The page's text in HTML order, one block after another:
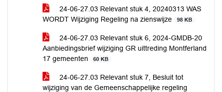
24-06-27.03 Relevant stuk 4, 20240313 WAS
WORDT Wijziging Regeling na zienswijze
98 KB
24-06-27.03 Relevant stuk 6, 2024-GMDB-20
Aanbiedingsbrief wijziging GR uittreding Montferland
17 gemeenten
60 KB
24-06-27.03 Relevant stuk 7, Besluit tot
wijziging van de Gemeenschappelijke regeling